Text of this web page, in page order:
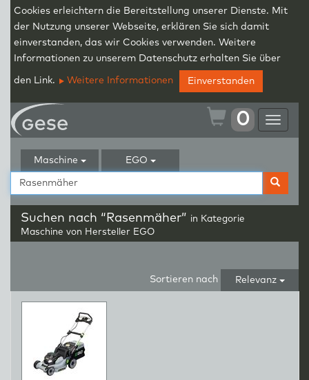
Cookies erleichtern die Bereitstellung unserer Dienste. Mit
der Nutzung unserer Webseite, erklären Sie sich damit
einverstanden, das wir Cookies verwenden. Weitere
Informationen zu unserem Datenschutz erhalten Sie über
den Link. Weitere Informationen Einverstanden
Toggle
0
Maschine EGO
Suchen nach “Rasenmäher” in Kategorie
Maschine von Hersteller EGO
Sortieren nach Relevanz